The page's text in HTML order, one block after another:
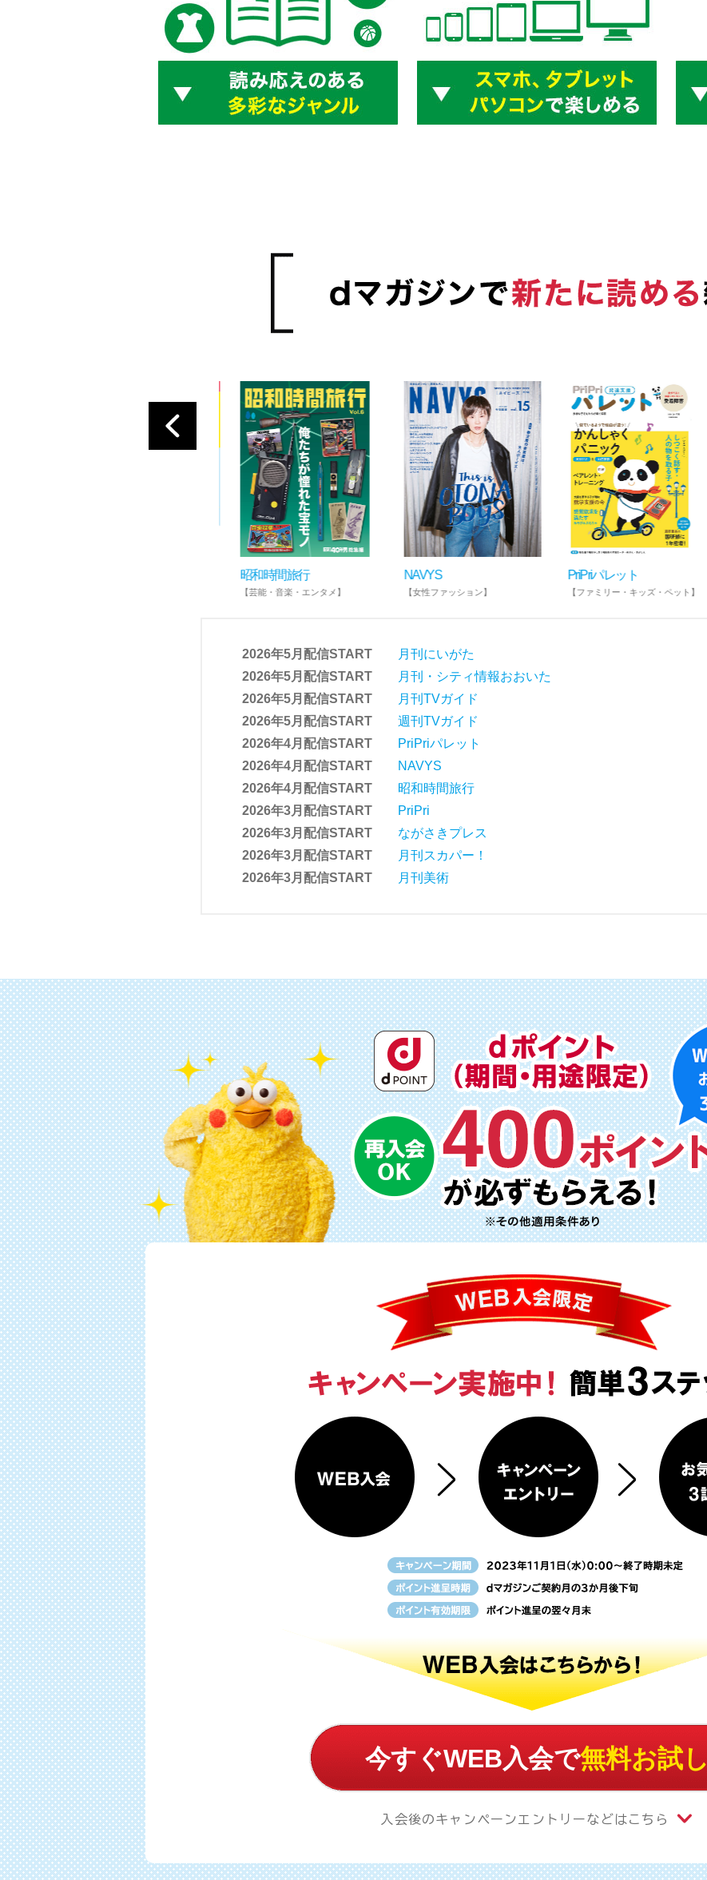
昭和時間旅行
【芸能・音楽・エンタメ】
NAVYS
【女性ファッション】
PriPriパレット
【ファミリー・キッズ・ペット】
2026年5月配信START
月刊にいがた
2026年5月配信START
月刊・シティ情報おおいた
2026年5月配信START
月刊TVガイド
2026年5月配信START
週刊TVガイド
2026年4月配信START
PriPriパレット
2026年4月配信START
NAVYS
2026年4月配信START
昭和時間旅行
2026年3月配信START
PriPri
2026年3月配信START
ながさきプレス
2026年3月配信START
月刊スカパー！
2026年3月配信START
月刊美術
今すぐWEB入会で無料お試し
入会後のキャンペーンエントリーなどはこちら